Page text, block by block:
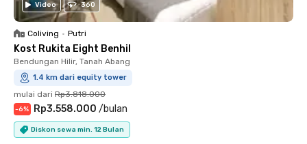
Video 360
Coliving • Putri
Kost Rukita Eight Benhil
Bendungan Hilir, Tanah Abang
1.4 km dari equity tower
mulai dari Rp3.818.000
-6% Rp3.558.000 /bulan
Diskon sewa min. 12 Bulan